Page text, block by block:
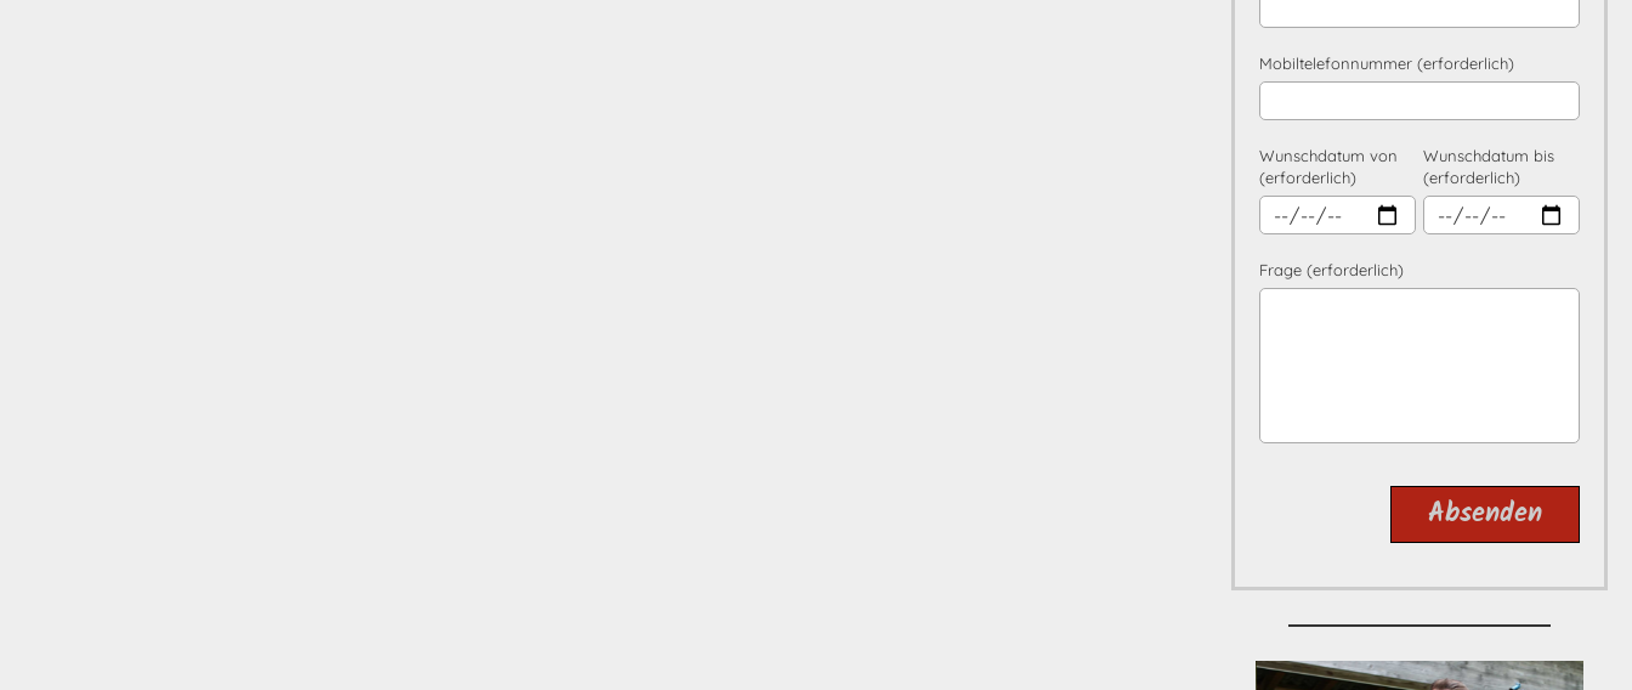
Mobiltelefonnummer (erforderlich)
Wunschdatum von
(erforderlich)
Wunschdatum bis
(erforderlich)
Frage (erforderlich)